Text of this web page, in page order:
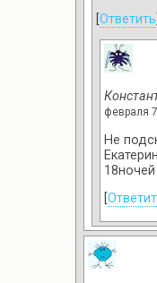
Ответить
февраля
Не